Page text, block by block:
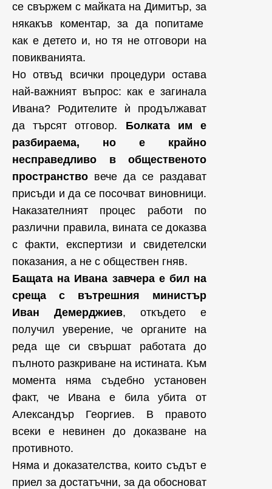
се свържем с майката на Димитър, за
някакъв коментар, за да попитаме
как е детето и, но тя не отговори на
повикванията.
Но отвъд всички процедури остава
най-важният въпрос: как е загинала
Ивана? Родителите ѝ продължават
да търсят отговор. Болката им е
разбираема, но е крайно
несправедливо в общественото
пространство вече да се раздават
присъди и да се посочват виновници.
Наказателният процес работи по
различни правила, вината се доказва
с факти, експертизи и свидетелски
показания, а не с обществен гняв.
Бащата на Ивана завчера е бил на
среща с вътрешния министър
Иван Демерджиев, откъдето е
получил уверение, че органите на
реда ще си свършат работата до
пълното разкриване на истината. Към
момента няма съдебно установен
факт, че Ивана е била убита от
Александър Георгиев. В правото
всеки е невинен до доказване на
противното.
Няма и доказателства, които съдът е
приел за достатъчни, за да обосноват